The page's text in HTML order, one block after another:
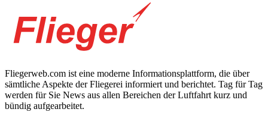
Fliegerweb.com ist eine moderne Informationsplattform, die über
sämtliche Aspekte der Fliegerei informiert und berichtet. Tag für Tag
werden für Sie News aus allen Bereichen der Luftfahrt kurz und
bündig aufgearbeitet.